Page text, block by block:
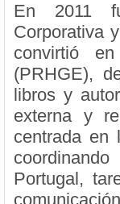
En 2011
Corporativa
convirtió
(PRHGE),
libros y
externa y
centrada en
Portugal,